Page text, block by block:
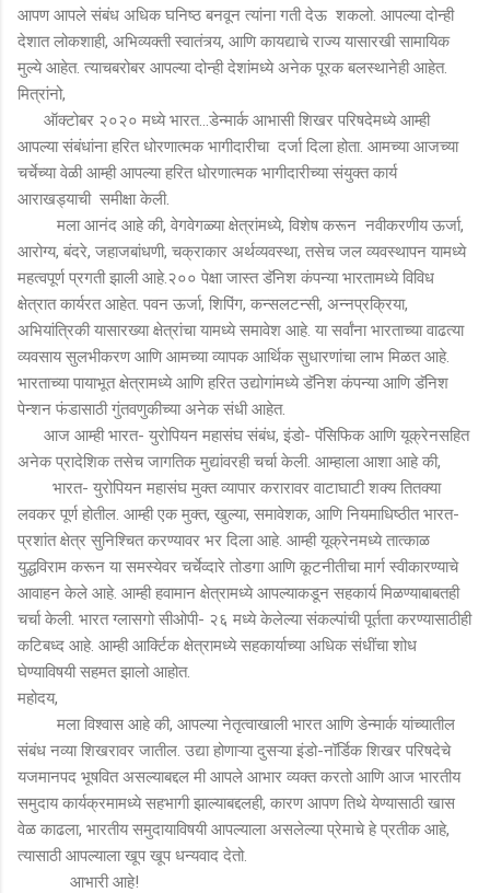
आपण आपले संबंध अधिक घनिष्ठ बनवून त्यांना गती देऊ शकलो. आपल्या दोन्ही
देशात लोकशाही, अभिव्यक्ती स्वातंत्र्य, आणि कायद्याचे राज्य यासारखी सामायिक
मुल्ये आहेत. त्याचबरोबर आपल्या दोन्ही देशांमध्ये अनेक पूरक बलस्थानेही आहेत.
मित्रांनो,
ऑक्टोबर २०२० मध्ये भारत...डेन्मार्क आभासी शिखर परिषदेमध्ये आम्ही
आपल्या संबंधांना हरित धोरणात्मक भागीदारीचा दर्जा दिला होता. आमच्या आजच्या
चर्चेच्या वेळी आम्ही आपल्या हरित धोरणात्मक भागीदारीच्या संयुक्त कार्य
आराखड्याची समीक्षा केली.
मला आनंद आहे की, वेगवेगळ्या क्षेत्रांमध्ये, विशेष करून नवीकरणीय ऊर्जा,
आरोग्य, बंदरे, जहाजबांधणी, चक्राकार अर्थव्यवस्था, तसेच जल व्यवस्थापन यामध्ये
महत्वपूर्ण प्रगती झाली आहे.२०० पेक्षा जास्त डॅनिश कंपन्या भारतामध्ये विविध
क्षेत्रात कार्यरत आहेत. पवन ऊर्जा, शिपिंग, कन्सलटन्सी, अन्नप्रक्रिया,
अभियांत्रिकी यासारख्या क्षेत्रांचा यामध्ये समावेश आहे. या सर्वांना भारताच्या वाढत्या
व्यवसाय सुलभीकरण आणि आमच्या व्यापक आर्थिक सुधारणांचा लाभ मिळत आहे.
भारताच्या पायाभूत क्षेत्रामध्ये आणि हरित उद्योगांमध्ये डॅनिश कंपन्या आणि डॅनिश
पेन्शन फंडासाठी गुंतवणुकीच्या अनेक संधी आहेत.
आज आम्ही भारत- युरोपियन महासंघ संबंध, इंडो- पॅसिफिक आणि यूक्रेनसहित
अनेक प्रादेशिक तसेच जागतिक मुद्यांवरही चर्चा केली. आम्हाला आशा आहे की,
भारत- युरोपियन महासंघ मुक्त व्यापार करारावर वाटाघाटी शक्य तितक्या
लवकर पूर्ण होतील. आम्ही एक मुक्त, खुल्या, समावेशक, आणि नियमाधिष्ठीत भारत-
प्रशांत क्षेत्र सुनिश्चित करण्यावर भर दिला आहे. आम्ही यूक्रेनमध्ये तात्काळ
युद्धविराम करून या समस्येवर चर्चेव्दारे तोडगा आणि कूटनीतीचा मार्ग स्वीकारण्याचे
आवाहन केले आहे. आम्ही हवामान क्षेत्रामध्ये आपल्याकडून सहकार्य मिळण्याबाबतही
चर्चा केली. भारत ग्लासगो सीओपी- २६ मध्ये केलेल्या संकल्पांची पूर्तता करण्यासाठीही
कटिबध्द आहे. आम्ही आर्क्टिक क्षेत्रामध्ये सहकार्याच्या अधिक संधींचा शोध
घेण्याविषयी सहमत झालो आहोत.
महोदय,
मला विश्वास आहे की, आपल्या नेतृत्वाखाली भारत आणि डेन्मार्क यांच्यातील
संबंध नव्या शिखरावर जातील. उद्या होणाऱ्या दुसऱ्या इंडो-नॉर्डिक शिखर परिषदेचे
यजमानपद भूषवित असल्याबद्दल मी आपले आभार व्यक्त करतो आणि आज भारतीय
समुदाय कार्यक्रमामध्ये सहभागी झाल्याबद्दलही, कारण आपण तिथे येण्यासाठी खास
वेळ काढला, भारतीय समुदायाविषयी आपल्याला असलेल्या प्रेमाचे हे प्रतीक आहे,
त्यासाठी आपल्याला खूप खूप धन्यवाद देतो.
आभारी आहे!